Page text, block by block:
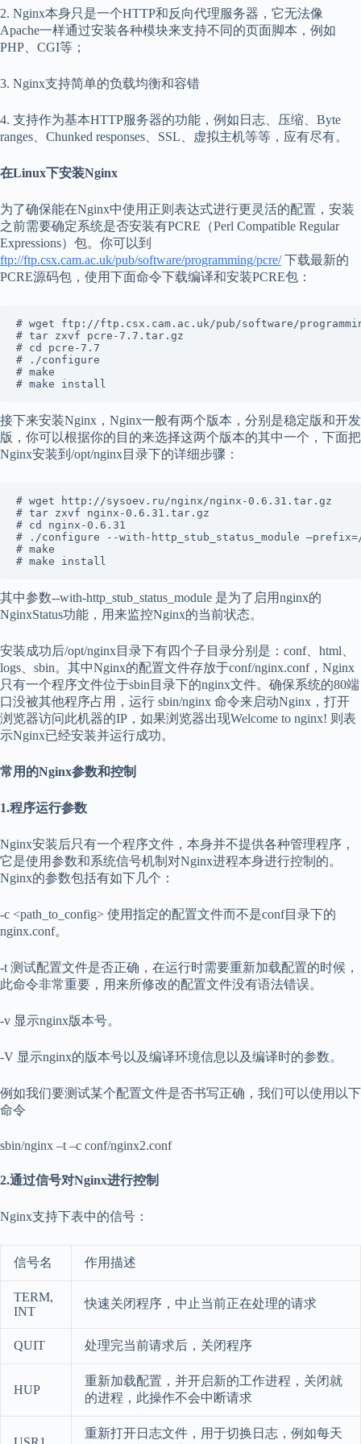
2. Nginx本身只是一个HTTP和反向代理服务器，它无法像
Apache一样通过安装各种模块来支持不同的页面脚本，例如
PHP、CGI等；
3. Nginx支持简单的负载均衡和容错
4. 支持作为基本HTTP服务器的功能，例如日志、压缩、Byte
ranges、Chunked responses、SSL、虚拟主机等等，应有尽有。
在Linux下安装Nginx
为了确保能在Nginx中使用正则表达式进行更灵活的配置，安装
之前需要确定系统是否安装有PCRE（Perl Compatible Regular
Expressions）包。你可以到
ftp://ftp.csx.cam.ac.uk/pub/software/programming/pcre/下载最新的
PCRE源码包，使用下面命令下载编译和安装PCRE包：
# wget ftp://ftp.csx.cam.ac.uk/pub/software/
# tar zxvf pcre-7.7.tar.gz
# cd pcre-7.7
# ./configure
# make
接下来安装Nginx，Nginx一般有两个版本，分别是稳定版和开发
版，你可以根据你的目的来选择这两个版本的其中一个，下面把
Nginx安装到/opt/nginx目录下的详细步骤：
# wget http://sysoev.ru/nginx/nginx-0.6.31.tar.gz
# tar zxvf nginx-0.6.31.tar.gz
# cd nginx-0.6.31
# ./configure --with-http_stub_status_module
# make
其中参数--with-http_stub_status_module 是为了启用nginx的
NginxStatus功能，用来监控Nginx的当前状态。
安装成功后/opt/nginx目录下有四个子目录分别是：conf、html、
logs、sbin。其中Nginx的配置文件存放于conf/nginx.conf，Nginx
只有一个程序文件位于sbin目录下的nginx文件。确保系统的80端
口没被其他程序占用，运行 sbin/nginx 命令来启动Nginx，打开
浏览器访问此机器的IP，如果浏览器出现Welcome to nginx! 则表
示Nginx已经安装并运行成功。
常用的Nginx参数和控制
1.程序运行参数
Nginx安装后只有一个程序文件，本身并不提供各种管理程序，
它是使用参数和系统信号机制对Nginx进程本身进行控制的。
Nginx的参数包括有如下几个：
-c <path_to_config> 使用指定的配置文件而不是conf目录下的
nginx.conf。
-t 测试配置文件是否正确，在运行时需要重新加载配置的时候，
此命令非常重要，用来所修改的配置文件没有语法错误。
-v 显示nginx版本号。
-V 显示nginx的版本号以及编译环境信息以及编译时的参数。
例如我们要测试某个配置文件是否书写正确，我们可以使用以下
命令
sbin/nginx –t –c conf/nginx2.conf
2.通过信号对Nginx进行控制
Nginx支持下表中的信号：
信号名 作用描述
TERM,
INT
快速关闭程序，中止当前正在处理的请求
QUIT 处理完当前请求后，关闭程序
HUP
重新加载配置，并开启新的工作进程，关闭就
的进程，此操作不会中断请求
重新打开日志文件，用于切换日志，例如每天